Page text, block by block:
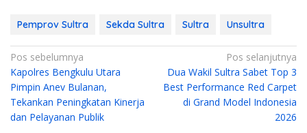
Pemprov Sultra Sekda Sultra Sultra Unsultra
N
a
v
i
Pos sebelumnya
Kapolres Bengkulu Utara
Pimpin Anev Bulanan,
Tekankan Peningkatan Kinerja
dan Pelayanan Publik
Pos selanjutnya
Dua Wakil Sultra Sabet Top 3
Best Performance Red Carpet
di Grand Model Indonesia
2026